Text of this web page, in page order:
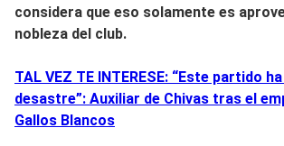
considera que eso solamente es
nobleza del club.
TAL VEZ TE INTERESE: “Este partido
desastre”: Auxiliar de Chivas tras el
Gallos Blancos